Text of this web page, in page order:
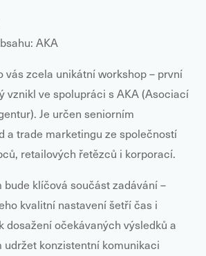
AKA
vás zcela unikátní workshop – první
vznikl ve spolupráci s AKA (Asociací
Je určen seniorním
a trade marketingu ze společností
retailových řetězců i korporací.
klíčová součást zadávání –
kvalitní nastavení šetří čas i
dosažení očekávaných výsledků a
udržet konzistentní komunikaci